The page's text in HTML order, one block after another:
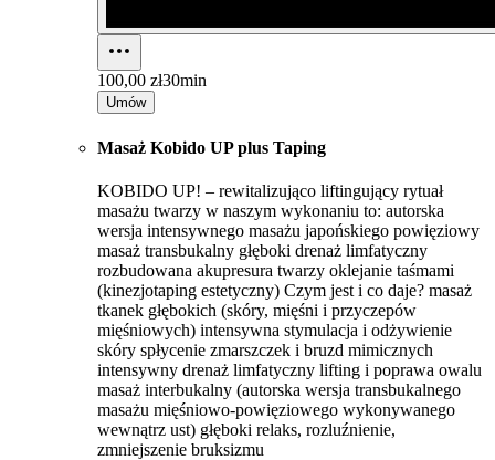
100,00 zł30min
Umów
Masaż Kobido UP plus Taping
KOBIDO UP! – rewitalizująco liftingujący rytuał
masażu twarzy w naszym wykonaniu to: autorska
wersja intensywnego masażu japońskiego powięziowy
masaż transbukalny głęboki drenaż limfatyczny
rozbudowana akupresura twarzy oklejanie taśmami
(kinezjotaping estetyczny) Czym jest i co daje? masaż
tkanek głębokich (skóry, mięśni i przyczepów
mięśniowych) intensywna stymulacja i odżywienie
skóry spłycenie zmarszczek i bruzd mimicznych
intensywny drenaż limfatyczny lifting i poprawa owalu
masaż interbukalny (autorska wersja transbukalnego
masażu mięśniowo-powięziowego wykonywanego
wewnątrz ust) głęboki relaks, rozluźnienie,
zmniejszenie bruksizmu